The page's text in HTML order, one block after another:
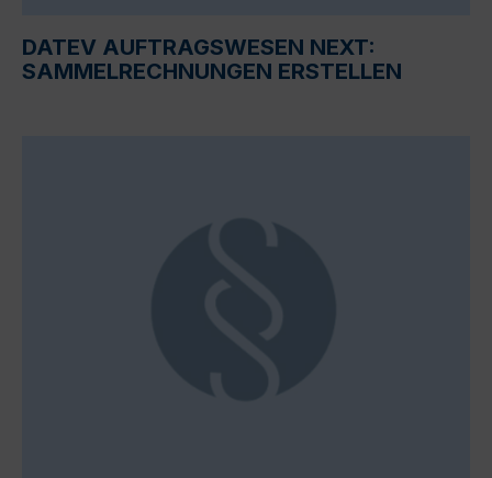
DATEV AUFTRAGSWESEN NEXT:
SAMMELRECHNUNGEN ERSTELLEN